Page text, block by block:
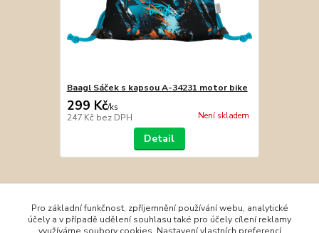
Baagl Sáček s kapsou A-34231 motor bike
299 Kč/ks
247 Kč bez DPH Není skladem
Detail
Zboží zařazeno v kategoriích
Batohy BAAGL
Pro základní funkčnost, zpříjemnění používání webu, analytické
účely a v případě udělení souhlasu také pro účely cílení reklamy